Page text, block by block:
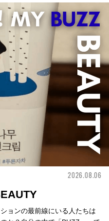
2026.08.06
ョンの最前線にいる人たちは